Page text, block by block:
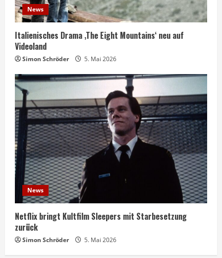
News
Italienisches Drama ‚The Eight Mountains‘ neu auf
Videoland
Simon Schröder 5. Mai 2026
News
Netflix bringt Kultfilm Sleepers mit Starbesetzung
zurück
Simon Schröder 5. Mai 2026